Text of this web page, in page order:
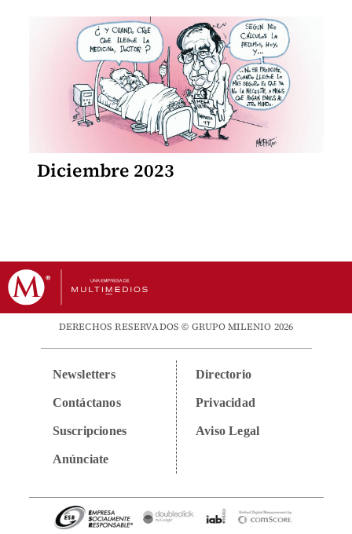
Diciembre 2023
DERECHOS RESERVADOS © GRUPO MILENIO 2026
Newsletters
Contáctanos
Suscripciones
Anúnciate
Directorio
Privacidad
Aviso Legal